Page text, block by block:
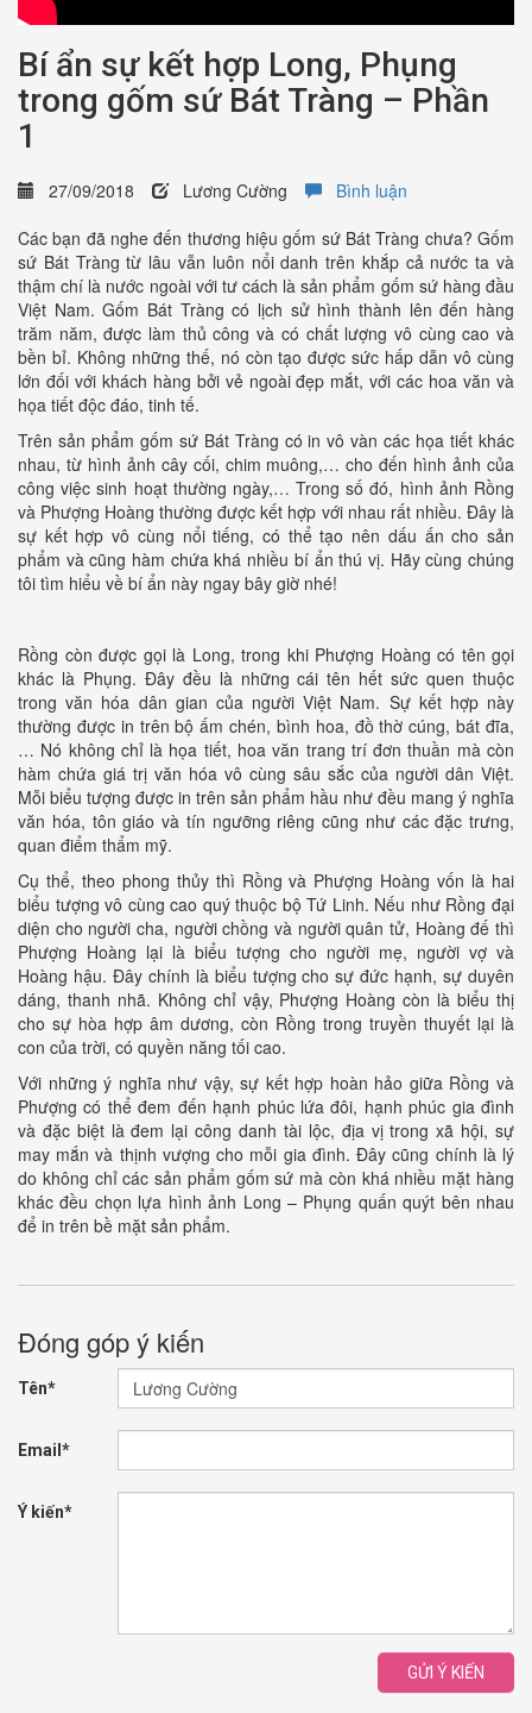
Bí ẩn sự kết hợp Long, Phụng
trong gốm sứ Bát Tràng – Phần
1
27/09/2018 Lương Cường
Bình luận
Các bạn đã nghe đến thương hiệu gốm sứ Bát Tràng chưa? Gốm
sứ Bát Tràng từ lâu vẫn luôn nổi danh trên khắp cả nước ta và
thậm chí là nước ngoài với tư cách là sản phẩm gốm sứ hàng đầu
Việt Nam. Gốm Bát Tràng có lịch sử hình thành lên đến hàng
trăm năm, được làm thủ công và có chất lượng vô cùng cao và
bền bỉ. Không những thế, nó còn tạo được sức hấp dẫn vô cùng
lớn đối với khách hàng bởi vẻ ngoài đẹp mắt, với các hoa văn và
họa tiết độc đáo, tinh tế.
Trên sản phẩm gốm sứ Bát Tràng có in vô vàn các họa tiết khác
nhau, từ hình ảnh cây cối, chim muông,… cho đến hình ảnh của
công việc sinh hoạt thường ngày,… Trong số đó, hình ảnh Rồng
và Phượng Hoàng thường được kết hợp với nhau rất nhiều. Đây là
sự kết hợp vô cùng nổi tiếng, có thể tạo nên dấu ấn cho sản
phẩm và cũng hàm chứa khá nhiều bí ẩn thú vị. Hãy cùng chúng
tôi tìm hiểu về bí ẩn này ngay bây giờ nhé!
Rồng còn được gọi là Long, trong khi Phượng Hoàng có tên gọi
khác là Phụng. Đây đều là những cái tên hết sức quen thuộc
trong văn hóa dân gian của người Việt Nam. Sự kết hợp này
thường được in trên bộ ấm chén, bình hoa, đồ thờ cúng, bát đĩa,
… Nó không chỉ là họa tiết, hoa văn trang trí đơn thuần mà còn
hàm chứa giá trị văn hóa vô cùng sâu sắc của người dân Việt.
Mỗi biểu tượng được in trên sản phẩm hầu như đều mang ý nghĩa
văn hóa, tôn giáo và tín ngưỡng riêng cũng như các đặc trưng,
quan điểm thẩm mỹ.
Cụ thể, theo phong thủy thì Rồng và Phượng Hoàng vốn là hai
biểu tượng vô cùng cao quý thuộc bộ Tứ Linh. Nếu như Rồng đại
diện cho người cha, người chồng và người quân tử, Hoàng đế thì
Phượng Hoàng lại là biểu tượng cho người mẹ, người vợ và
Hoàng hậu. Đây chính là biểu tượng cho sự đức hạnh, sự duyên
dáng, thanh nhã. Không chỉ vậy, Phượng Hoàng còn là biểu thị
cho sự hòa hợp âm dương, còn Rồng trong truyền thuyết lại là
con của trời, có quyền năng tối cao.
Với những ý nghĩa như vậy, sự kết hợp hoàn hảo giữa Rồng và
Phượng có thể đem đến hạnh phúc lứa đôi, hạnh phúc gia đình
và đặc biệt là đem lại công danh tài lộc, địa vị trong xã hội, sự
may mắn và thịnh vượng cho mỗi gia đình. Đây cũng chính là lý
do không chỉ các sản phẩm gốm sứ mà còn khá nhiều mặt hàng
khác đều chọn lựa hình ảnh Long – Phụng quấn quýt bên nhau
để in trên bề mặt sản phẩm.
Đóng góp ý kiến
Tên*
Email*
Ý kiến*
GỬI Ý KIẾN